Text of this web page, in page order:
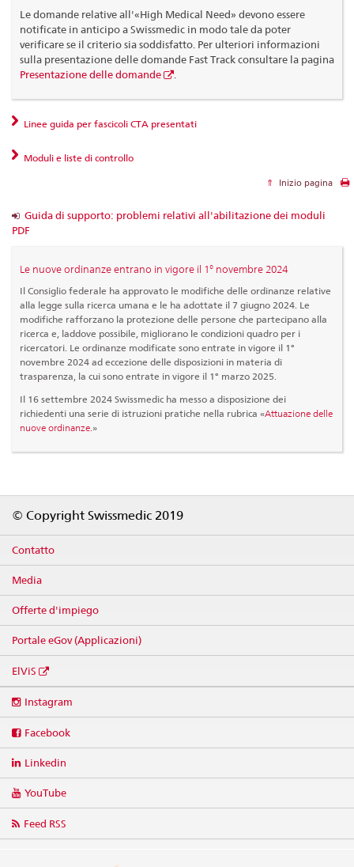
Le domande relative all'«High Medical Need» devono essere
notificate in anticipo a Swissmedic in modo tale da poter
verificare se il criterio sia soddisfatto. Per ulteriori informazioni
sulla presentazione delle domande Fast Track consultare la pagina
Presentazione delle domande
Linee guida per fascicoli CTA presentati
Moduli e liste di controllo
Inizio pagina
Guida di supporto: problemi relativi all'abilitazione dei moduli
PDF
Le nuove ordinanze entrano in vigore il 1° novembre 2024
Il Consiglio federale ha approvato le modifiche delle ordinanze relative
alla legge sulla ricerca umana e le ha adottate il 7 giugno 2024. Le
modifiche rafforzano la protezione delle persone che partecipano alla
ricerca e, laddove possibile, migliorano le condizioni quadro per i
ricercatori. Le ordinanze modificate sono entrate in vigore il 1°
novembre 2024 ad eccezione delle disposizioni in materia di
trasparenza, la cui sono entrate in vigore il 1° marzo 2025.
Il 16 settembre 2024 Swissmedic ha messo a disposizione dei
richiedenti una serie di istruzioni pratiche nella rubrica «Attuazione delle
nuove ordinanze. »
© Copyright Swissmedic 2019
Contatto
Media
Offerte d'impiego
Portale eGov (Applicazioni)
ElViS
media
Instagram
Facebook
Linkedin
YouTube
Feed RSS